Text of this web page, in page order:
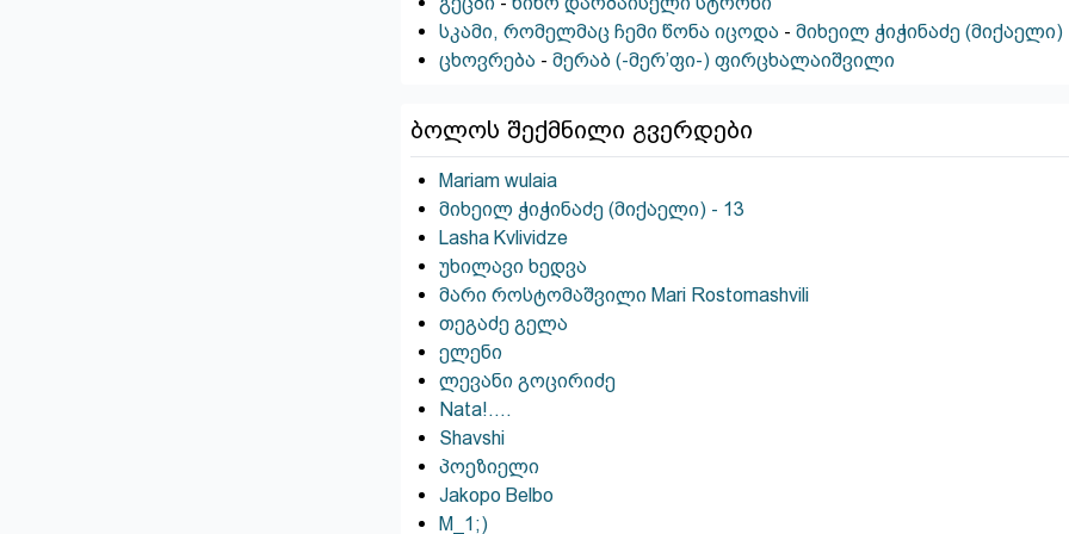
სკამი, რომელმაც ჩემი წონა იცოდა - მიხეილ ჭიჭინაძე (მიქაელი)
ცხოვრება - მერაბ (-მერ’ფი-) ფირცხალაიშვილი
ბოლოს შექმნილი გვერდები
Mariam wulaia
მიხეილ ჭიჭინაძე (მიქაელი) - 13
Lasha Kvlividze
უხილავი ხედვა
მარი როსტომაშვილი Mari Rostomashvili
თეგაძე გელა
ელენი
ლევანი გოცირიძე
Nata!….
Shavshi
პოეზიელი
Jakopo Belbo
M_1;)